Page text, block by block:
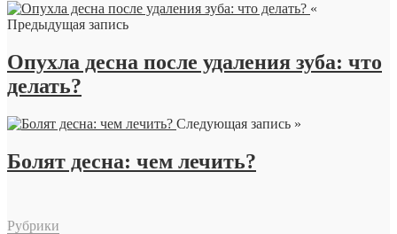
«
Предыдущая запись
Опухла десна после удаления зуба: что
делать?
Следующая запись »
Болят десна: чем лечить?
Рубрики